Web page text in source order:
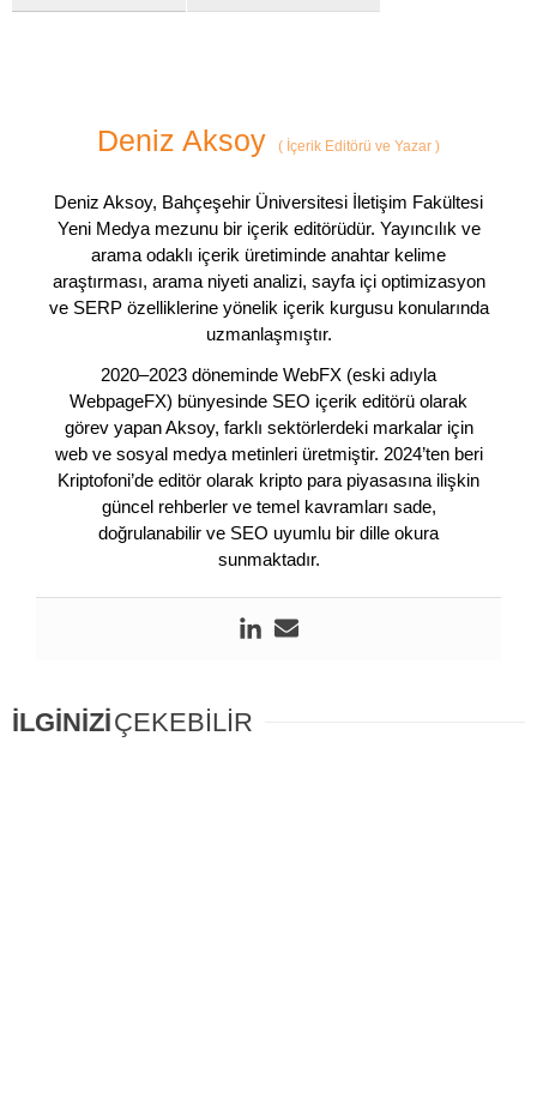
Deniz Aksoy ( İçerik Editörü ve Yazar )
Deniz Aksoy, Bahçeşehir Üniversitesi İletişim Fakültesi
Yeni Medya mezunu bir içerik editörüdür. Yayıncılık ve
arama odaklı içerik üretiminde anahtar kelime
araştırması, arama niyeti analizi, sayfa içi optimizasyon
ve SERP özelliklerine yönelik içerik kurgusu konularında
uzmanlaşmıştır.
2020–2023 döneminde WebFX (eski adıyla
WebpageFX) bünyesinde SEO içerik editörü olarak
görev yapan Aksoy, farklı sektörlerdeki markalar için
web ve sosyal medya metinleri üretmiştir. 2024’ten beri
Kriptofoni’de editör olarak kripto para piyasasına ilişkin
güncel rehberler ve temel kavramları sade,
doğrulanabilir ve SEO uyumlu bir dille okura
sunmaktadır.
İLGİNİZİÇEKEBİLİR